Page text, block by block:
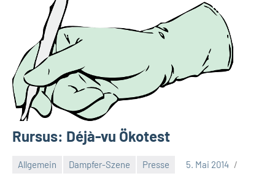
Rursus: Déjà-vu Ökotest
Allgemein Dampfer-Szene Presse
5. Mai 2014